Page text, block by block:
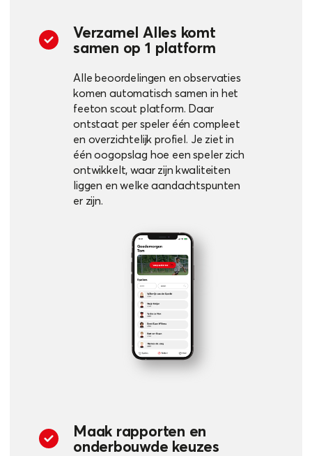
Verzamel Alles komt
samen op 1 platform
Alle beoordelingen en observaties
komen automatisch samen in het
feeton scout platform. Daar
ontstaat per speler één compleet
en overzichtelijk profiel. Je ziet in
één oogopslag hoe een speler zich
ontwikkelt, waar zijn kwaliteiten
liggen en welke aandachtspunten
er zijn.
Maak rapporten en
onderbouwde keuzes